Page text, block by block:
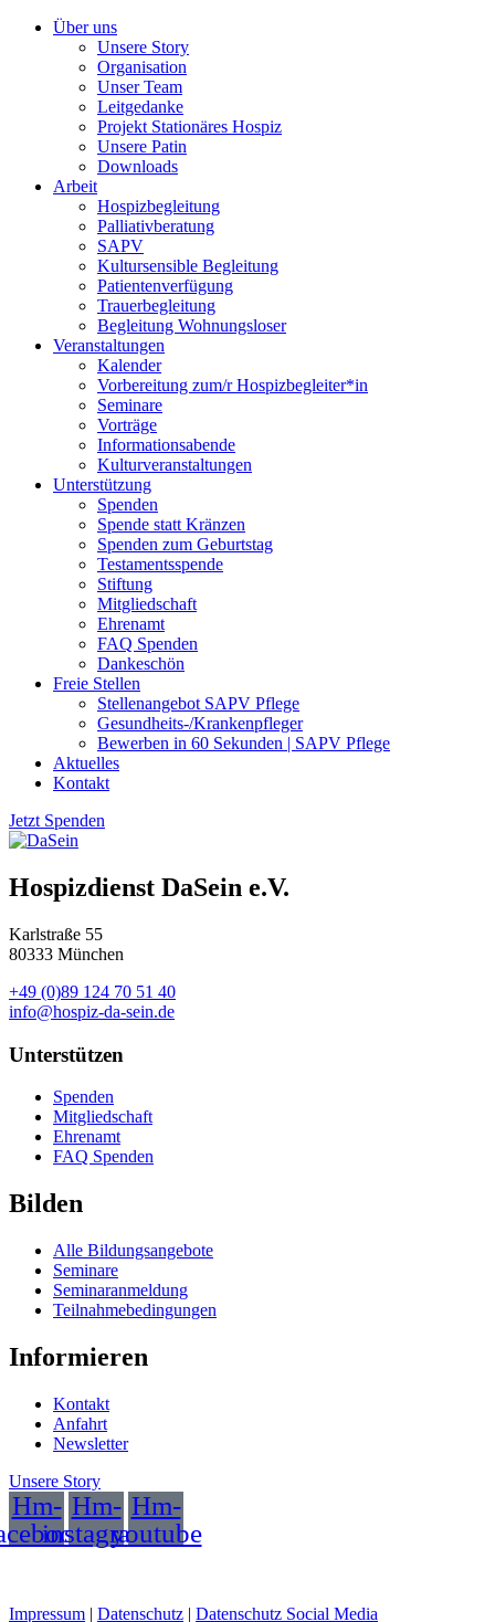
Über uns
Unsere Story
Organisation
Unser Team
Leitgedanke
Projekt Stationäres Hospiz
Unsere Patin
Downloads
Arbeit
Hospizbegleitung
Palliativberatung
SAPV
Kultursensible Begleitung
Patientenverfügung
Trauerbegleitung
Begleitung Wohnungsloser
Veranstaltungen
Kalender
Vorbereitung zum/r Hospizbegleiter*in
Seminare
Vorträge
Informationsabende
Kulturveranstaltungen
Unterstützung
Spenden
Spende statt Kränzen
Spenden zum Geburtstag
Testamentsspende
Stiftung
Mitgliedschaft
Ehrenamt
FAQ Spenden
Dankeschön
Freie Stellen
Stellenangebot SAPV Pflege
Gesundheits-/Krankenpfleger
Bewerben in 60 Sekunden | SAPV Pflege
Aktuelles
Kontakt
Jetzt Spenden
Hospizdienst DaSein e.V.
Karlstraße 55
80333 München
+49 (0)89 124 70 51 40
info@hospiz-da-sein.de
Unterstützen
Spenden
Mitgliedschaft
Ehrenamt
FAQ Spenden
Bilden
Alle Bildungsangebote
Seminare
Seminaranmeldung
Teilnahmebedingungen
Informieren
Kontakt
Anfahrt
Newsletter
Unsere Story
Hm- Hm-
instagram
Hm-
youtube
Impressum | Datenschutz | Datenschutz Social Media